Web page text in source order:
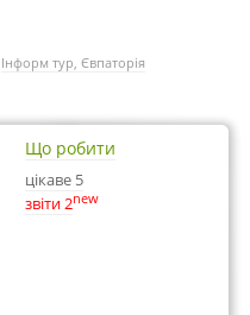
Інформ тур, Євпаторія
Що робити
цікаве 5
звіти 2new